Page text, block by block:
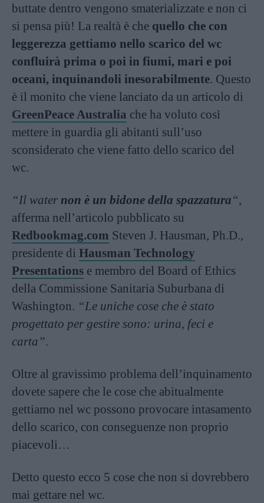
buttate dentro vengono smaterializzate e non ci
si pensa più! La realtà è che quello che con
leggerezza gettiamo nello scarico del wc
confluirà prima o poi in fiumi, mari e poi
oceani, inquinandoli inesorabilmente. Questo
è il monito che viene lanciato da un articolo di
GreenPeace Australia che ha voluto così
mettere in guardia gli abitanti sull’uso
sconsiderato che viene fatto dello scarico del
wc.
“Il water non è un bidone della spazzatura“,
afferma nell’articolo pubblicato su
Redbookmag.com Steven J. Hausman, Ph.D.,
presidente di Hausman Technology
Presentations e membro del Board of Ethics
della Commissione Sanitaria Suburbana di
Washington. “Le uniche cose che è stato
progettato per gestire sono: urina, feci e
carta”.
Oltre al gravissimo problema dell’inquinamento
dovete sapere che le cose che abitualmente
gettiamo nel wc possono provocare intasamento
dello scarico, con conseguenze non proprio
piacevoli…
Detto questo ecco 5 cose che non si dovrebbero
mai gettare nel wc.